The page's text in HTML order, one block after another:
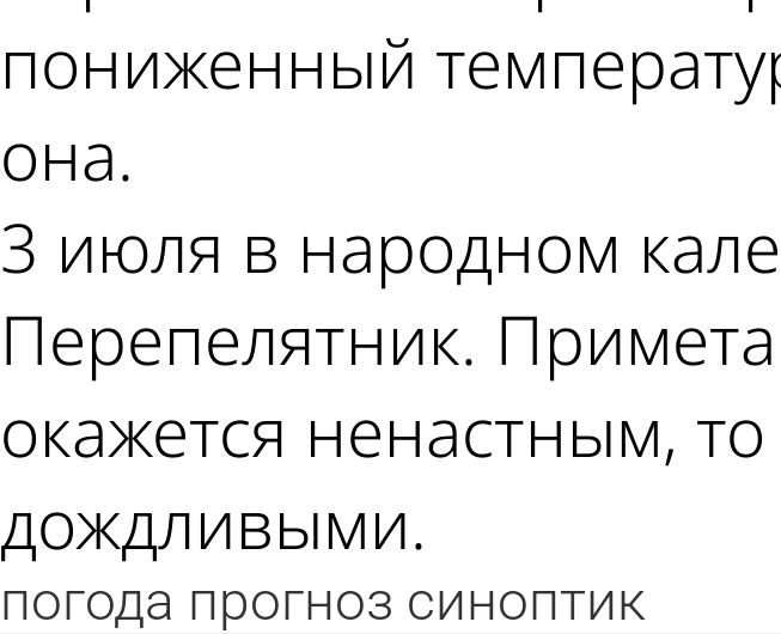
пониженный
она.
3 июля в народном
Перепелятник.
окажется ненастным,
дождливыми.
погода прогноз синоптик